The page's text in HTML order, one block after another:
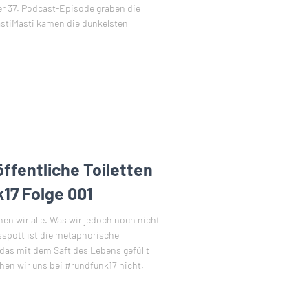
37. Podcast-Episode graben die
kamen die dunkelsten
Toiletten
Folge 001
wir alle. Was wir jedoch noch nicht
ist die metaphorische
mit dem Saft des Lebens gefüllt
wir uns bei #rundfunk17 nicht.